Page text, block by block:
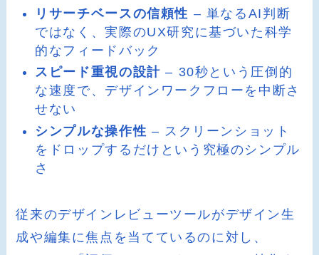
リサーチベースの信頼性 – 単なるAI判断
ではなく、実際のUX研究に基づいた科学
的なフィードバック
スピード重視の設計 – 30秒という圧倒的
な速度で、デザインワークフローを中断さ
せない
シンプルな操作性 – スクリーンショット
をドロップするだけという究極のシンプル
さ
従来のデザインレビューツールがデザイン生
成や編集に焦点を当てているのに対し、